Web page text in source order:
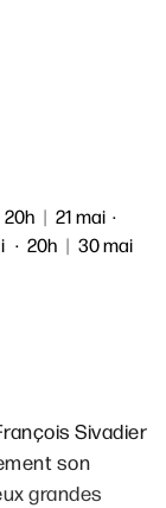
20h | 21 mai
20h | 30 mai
Sivadier
son
grandes